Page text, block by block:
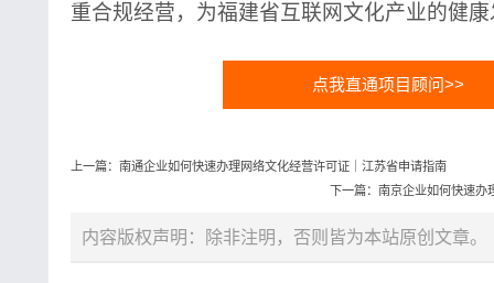
重合规经营，为福建省互联网文化产业的健
点我直通项目顾问>>
上一篇：南通企业如何快速办理网络文化经营许可证｜江苏省申请指南
下一篇：南京企业如何快速办
内容版权声明：除非注明，否则皆为本站原创文章。